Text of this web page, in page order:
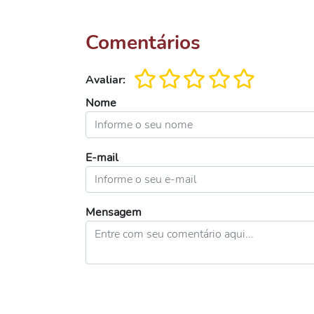
Comentários
Avaliar:
Nome
E-mail
Mensagem